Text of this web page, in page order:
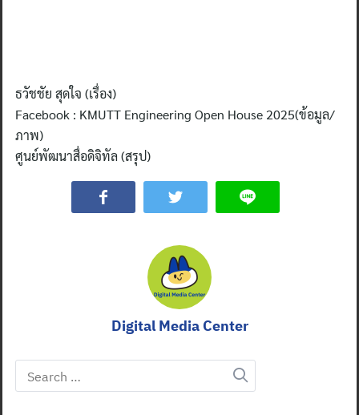
ธวัชชัย สุดใจ (เรื่อง)
Facebook : KMUTT Engineering Open House 2025(ข้อมูล/
ภาพ)
ศูนย์พัฒนาสื่อดิจิทัล (สรุป)
Digital Media Center
Search
for: